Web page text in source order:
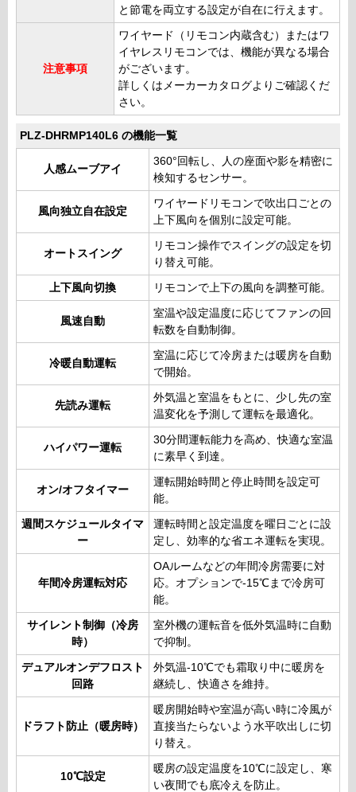
と節電を両立する設定が自在に行えます。
注意事項
ワイヤード（リモコン内蔵含む）またはワ
イヤレスリモコンでは、機能が異なる場合
がございます。
詳しくはメーカーカタログよりご確認くだ
さい。
PLZ-DHRMP140L6 の機能一覧
人感ムーブアイ
360°回転し、人の座面や影を精密に
検知するセンサー。
風向独立自在設定
ワイヤードリモコンで吹出口ごとの
上下風向を個別に設定可能。
オートスイング
リモコン操作でスイングの設定を切
り替え可能。
上下風向切換 リモコンで上下の風向を調整可能。
風速自動
室温や設定温度に応じてファンの回
転数を自動制御。
冷暖自動運転
室温に応じて冷房または暖房を自動
で開始。
先読み運転
外気温と室温をもとに、少し先の室
温変化を予測して運転を最適化。
ハイパワー運転
30分間運転能力を高め、快適な室温
に素早く到達。
オン/オフタイマー
運転開始時間と停止時間を設定可
能。
週間スケジュールタイマ
ー
運転時間と設定温度を曜日ごとに設
定し、効率的な省エネ運転を実現。
年間冷房運転対応
OAルームなどの年間冷房需要に対
応。オプションで-15℃まで冷房可
能。
サイレント制御（冷房
時）
室外機の運転音を低外気温時に自動
で抑制。
デュアルオンデフロスト
回路
外気温-10℃でも霜取り中に暖房を
継続し、快適さを維持。
ドラフト防止（暖房時）
暖房開始時や室温が高い時に冷風が
直接当たらないよう水平吹出しに切
り替え。
10℃設定
暖房の設定温度を10℃に設定し、寒
い夜間でも底冷えを防止。